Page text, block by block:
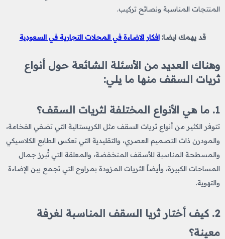
المنتجات المناسبة ونصائح تركيب.
قد يهمك ايضا:افكار الاضاءة في المحلات التجارية في السعودية
وهناك العديد من الأسئلة الشائعة حول أنواع
ثريات السقف منها ما يلي:
1. ما هي الأنواع المختلفة لثريات السقف؟
تتوفر الكثير من أنواع ثريات السقف مثل الكريستالية التي تضفي الفخامة،
والمودرن ذات التصميم العصري، والتقليدية التي تعكس الطابع الكلاسيكي
والمسطحة المناسبة للأسقف المنخفضة، والمعلقة التي تُبرز جمال
المساحات الكبيرة، وأيضاً الثريات المزودة بمراوح التي تجمع بين الإضاءة
والتهوية.
2. كيف أختار ثريا السقف المناسبة لغرفة
معينة؟